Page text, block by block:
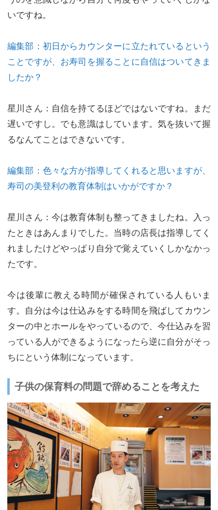
いですね。
編集部：初日からカウンターに立たれているという
ことですが、お寿司を握ることに自信はついてきま
したか？
星川さん：自信を持てるほどではないですね。まだ
遅いですし。でも意識はしています。気を抜いて握
るなんてことはできないです。
編集部：色々な方が指導してくれると思いますが、
寿司の美登利の教育体制はいかがですか？
星川さん：今は教育体制も整ってきましたね。入っ
たときはあんまりでした。当時の店長は指導してく
れましたけどやっぱり自分で覚えていくしかなかっ
たです。
今は後輩に教える時間が確保されている人もいま
す。自分は今は仕込みをする時間を飛ばしてカウン
ターの中とホールをやっているので、今仕込みを習
っている人ができるようになったら逆に自分がそっ
ちにという体制になっています。
子供の保育料の問題で辞めることを考えた